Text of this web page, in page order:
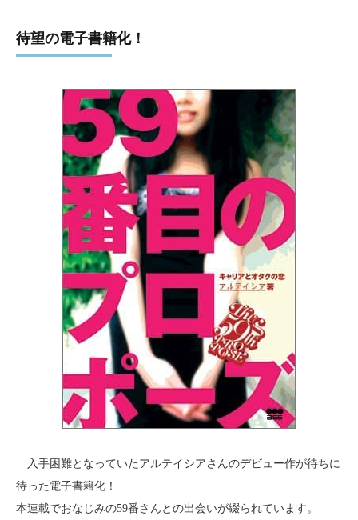
待望の電子書籍化！
入手困難となっていたアルテイシアさんのデビュー作が待ちに
待った電子書籍化！
本連載でおなじみの59番さんとの出会いが綴られています。